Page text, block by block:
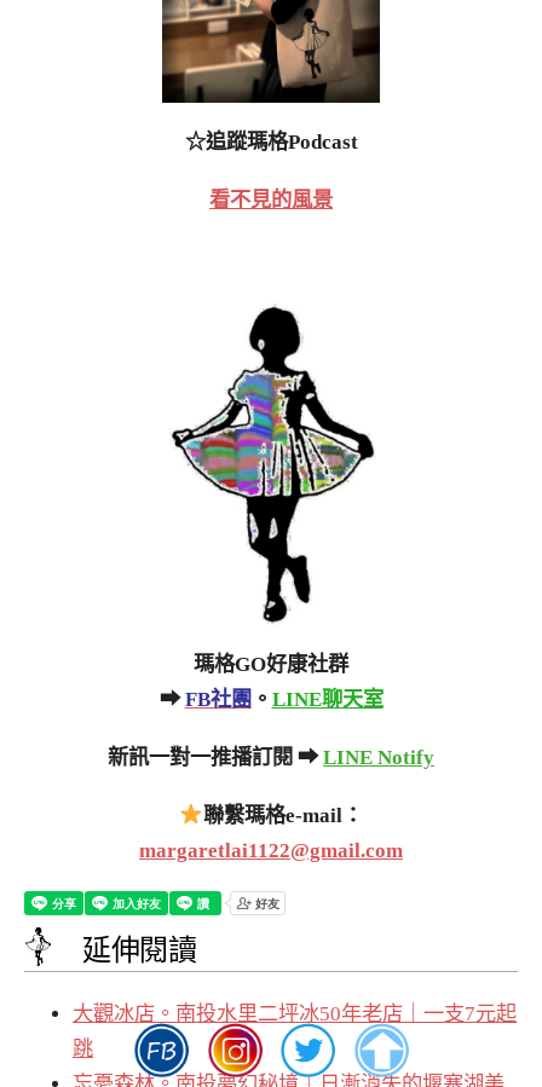
☆追蹤瑪格Podcast
看不見的風景
瑪格GO好康社群
➡FB社團 。 LINE聊天室
新訊一對一推播訂閱 ➡LINE Notify
聯繫瑪格e-mail：
margaretlai1122@gmail.com
延伸閱讀
大觀冰店。南投水里二坪冰50年老店｜一支7元起
跳